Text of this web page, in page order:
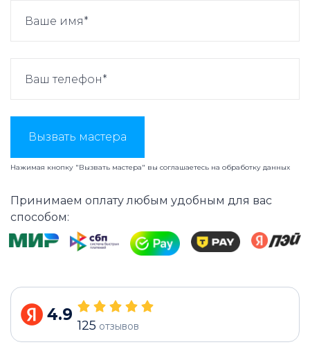
Вызвать мастера
Нажимая кнопку "Вызвать мастера" вы соглашаетесь на обработку данных
Принимаем оплату любым удобным для вас
способом:
4.9
125 отзывов